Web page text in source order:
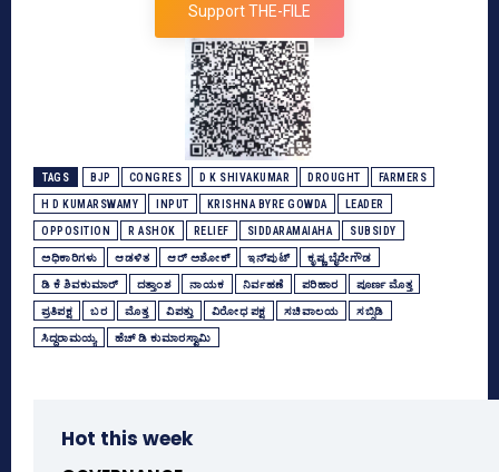
Support THE-FILE
TAGS BJP CONGRES D K SHIVAKUMAR DROUGHT FARMERS
H D KUMARSWAMY INPUT KRISHNA BYRE GOWDA LEADER
OPPOSITION R ASHOK RELIEF SIDDARAMAIAHA SUBSIDY
ಅಧಿಕಾರಿಗಳು ಆಡಳಿತ ಆರ್‌ ಅಶೋಕ್‌ ಇನ್‌ಪುಟ್‌ ಕೃಷ್ಣ ಬೈರೇಗೌಡ
ಡಿ ಕೆ ಶಿವಕುಮಾರ್ ದತ್ತಾಂಶ ನಾಯಕ ನಿರ್ವಹಣೆ ಪರಿಹಾರ ಪೂರ್ಣ ಮೊತ್ತ
ಪ್ರತಿಪಕ್ಷ ಬರ ಮೊತ್ತ ವಿಪತ್ತು ವಿರೋಧ ಪಕ್ಷ ಸಚಿವಾಲಯ ಸಬ್ಸಿಡಿ
ಸಿದ್ದರಾಮಯ್ಯ ಹೆಚ್‌ ಡಿ ಕುಮಾರಸ್ವಾಮಿ
Hot this week